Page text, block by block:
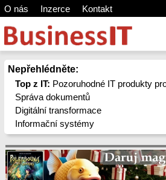
O nás Inzerce Kontakt
Nepřehlédněte:
Top z IT: Pozoruhodné IT produkty
Správa dokumentů
Digitální transformace
Informační systémy